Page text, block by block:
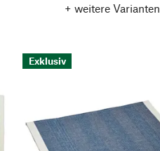
+ weitere Varianten
Exklusiv